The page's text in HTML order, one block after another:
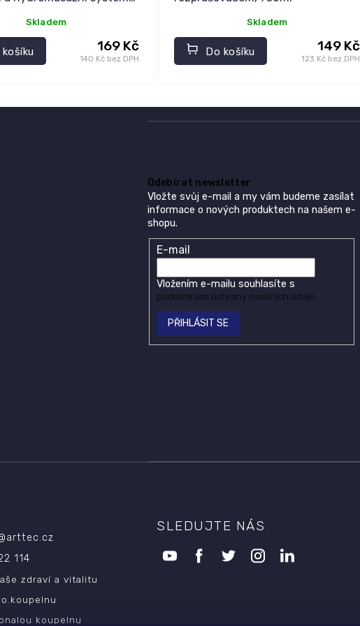
Skladem
140 Kč bez DPH
169 Kč
Skladem
123 Kč bez DPH
149 Kč
Do košíku
Odebírat newsletter
Vložte svůj e-mail a my vám budeme zasílat
informace o nových produktech na našem e-
shopu.
E-mail
Vložením e-mailu souhlasíte s
podmínkami ochrany osobních údajů
PŘIHLÁSIT SE
arttec.cz
114
zdraví a vitalitu
koupelnu
SLEDUJTE NÁS